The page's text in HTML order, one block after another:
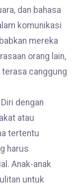
dan bahasa
komunikasi
mereka
orang lain,
canggung
dengan
atau
tertentu
harus
Anak-anak
untuk